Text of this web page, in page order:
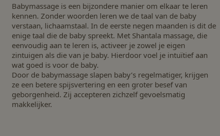
Babymassage is een bijzondere manier om elkaar te leren
kennen. Zonder woorden leren we de taal van de baby
verstaan, lichaamstaal. In de eerste negen maanden is dit de
enige taal die de baby spreekt. Met Shantala massage, die
eenvoudig aan te leren is, activeer je zowel je eigen
zintuigen als die van je baby. Hierdoor voel je intuïtief aan
wat goed is voor de baby.
Door de babymassage slapen baby’s regelmatiger, krijgen
ze een betere spijsvertering en een groter besef van
geborgenheid. Zij accepteren zichzelf gevoelsmatig
makkelijker.